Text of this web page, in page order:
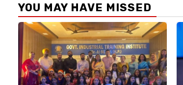
YOU MAY HAVE MISSED